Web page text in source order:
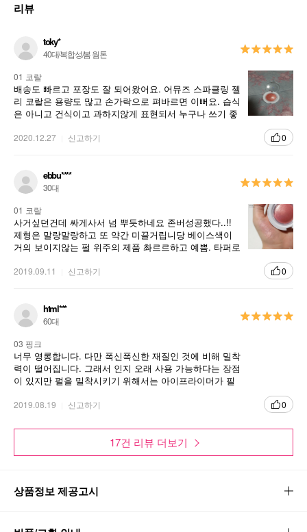
리뷰
toky*
40대/복합성/봄 웜톤
01 코랄
배송도 빠르고 포장도 잘 되어왔어요. 어뮤즈 스파클링 젤
리 코랄은 용량도 많고 손가락으로 펴바르면 이뻐요. 습식
은 아니고 건식이고 과하지않게 표현되서 누구나 쓰기 좋
2020.12.27 신고하기 0
ebbu****
30대
01 코랄
사거싶던건데 싸게사서 넘 뿌듯하네요 존버성공했다..!!
제형은 말랑말랑하고 또 약간 미끌거립니당 베이스색이
거의 보이지않는 펄 위주의 제품 촤르르하고 예쁨. 타퍼로
생각보다 큼
2019.09.11 신고하기 0
html***
60대
03 핑크
너무 영롱합니다. 다만 폭신폭신한 재질인 것에 비해 밀착
력이 떨어집니다. 그래서 인지 오래 사용 가능하다는 장점
이 있지만 펄을 밀착시키기 위해서는 아이프라이머가 필
다. 웜톤분보다 쿨턴이 확실히 잘어울립니다
2019.08.19 신고하기 0
17건 리뷰 더보기
상품정보 제공고시